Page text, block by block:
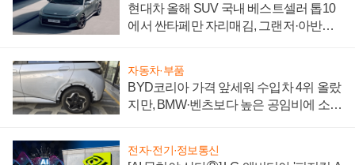
현대차 올해 SUV 국내 베스트셀러 톱10
에서 싼타페만 자리매김, 그랜저·아반떼
자동차·부품
BYD코리아 가격 앞세워 수입차 4위 올랐
지만, BMW·벤츠보다 높은 공임비에 소비
전자·전기·정보통신